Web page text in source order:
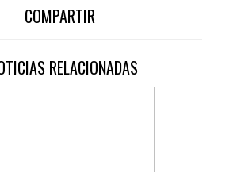
COMPARTIR
RELACIONADAS